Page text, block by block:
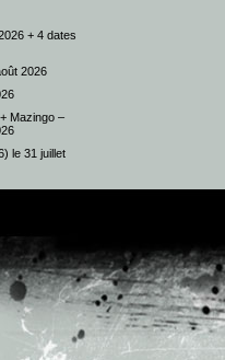
+ 4 dates
2026
Mazingo –
le 31 juillet